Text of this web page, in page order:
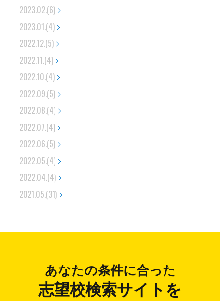
2023.02.(6)
2023.01.(4)
2022.12.(5)
2022.11.(4)
2022.10.(4)
2022.09.(5)
2022.08.(4)
2022.07.(4)
2022.06.(5)
2022.05.(4)
2022.04.(4)
2021.05.(31)
あなたの条件に合った
志望校検索サイトを